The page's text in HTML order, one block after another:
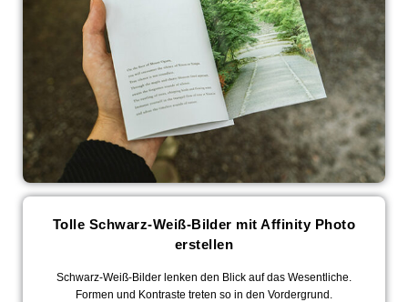
Tolle Schwarz-Weiß-Bilder mit Affinity Photo
erstellen
Schwarz-Weiß-Bilder lenken den Blick auf das Wesentliche.
Formen und Kontraste treten so in den Vordergrund.